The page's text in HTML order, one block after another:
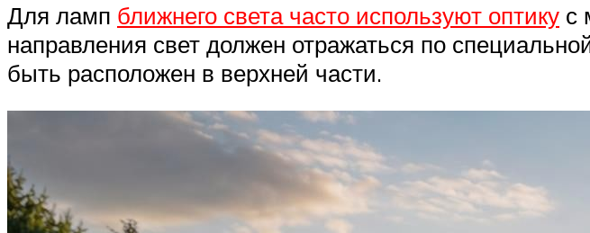
Для ламп ближнего света часто используют оптику с
направления свет должен отражаться по
быть расположен в верхней части.